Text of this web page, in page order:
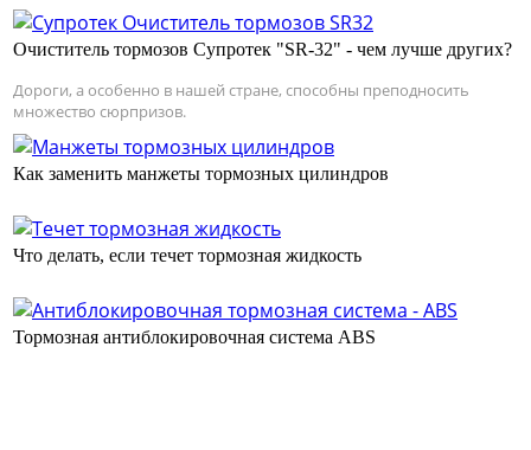
Очиститель тормозов Супротек "SR-32" - чем лучше других?
Дороги, а особенно в нашей стране, способны преподносить
множество сюрпризов.
Как заменить манжеты тормозных цилиндров
Что делать, если течет тормозная жидкость
Тормозная антиблокировочная система ABS